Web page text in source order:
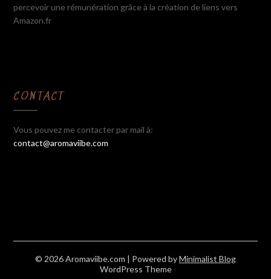
percevoir une rémunération grâce à la création de liens vers
Amazon.fr
CONTACT
Vous pouvez me contacter par mail à:
contact@aromaviibe.com
© 2026 Aromaviibe.com | Powered byMinimalist Blog
WordPress Theme